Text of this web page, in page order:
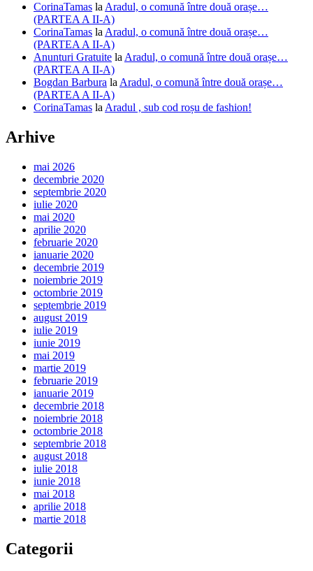
CorinaTamas la Aradul, o comună între două orașe…
(PARTEA A II-A)
CorinaTamas la Aradul, o comună între două orașe…
(PARTEA A II-A)
Anunturi Gratuite la Aradul, o comună între două orașe…
(PARTEA A II-A)
Bogdan Barbura la Aradul, o comună între două orașe…
(PARTEA A II-A)
CorinaTamas la Aradul , sub cod roșu de fashion!
Arhive
mai 2026
decembrie 2020
septembrie 2020
iulie 2020
mai 2020
aprilie 2020
februarie 2020
ianuarie 2020
decembrie 2019
noiembrie 2019
octombrie 2019
septembrie 2019
august 2019
iulie 2019
iunie 2019
mai 2019
martie 2019
februarie 2019
ianuarie 2019
decembrie 2018
noiembrie 2018
octombrie 2018
septembrie 2018
august 2018
iulie 2018
iunie 2018
mai 2018
aprilie 2018
martie 2018
Categorii